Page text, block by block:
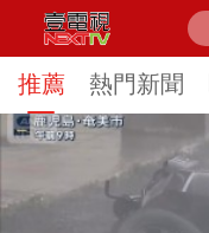
推薦 熱門新聞